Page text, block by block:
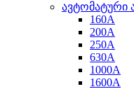
ავტომატური
160A
200A
250A
630A
1000A
1600A